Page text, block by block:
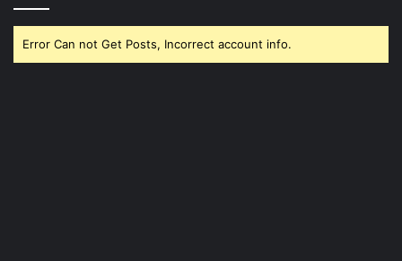
Error Can not Get Posts, Incorrect account info.